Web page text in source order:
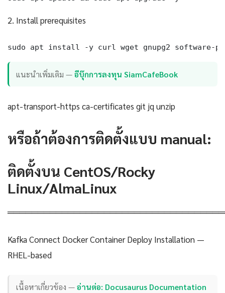
2. Install prerequisites
sudo apt install -y curl wget gnupg2 software-
แนะนำเพิ่มเติม —อีบุ๊กการลงทุน SiamCafeBook
apt-transport-https ca-certificates git jq unzip
หรือถ้าต้องการติดตั้งแบบ manual:
ติดตั้งบน CentOS/Rocky
Linux/AlmaLinux
Kafka Connect Docker Container Deploy Installation —
RHEL-based
เนื้อหาเกี่ยวข้อง —อ่านต่อ: Docusaurus Documentation